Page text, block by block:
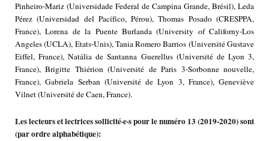
Pinheiro-Mariz (Universidade Federal de Campina Grande, Brésil), Leda
Pérez (Universidad del Pacífico, Pérou), Thomas Posado (CRESPPA,
France), Lorena de la Puente Burlanda (University of Californy-Los
Angeles (UCLA), Etats-Unis), Tania Romero Barrios (Université Gustave
Eiffel, France), Natália de Santanna Guerellus (Université de Lyon 3,
France), Brigitte Thiérion (Université de Paris 3-Sorbonne nouvelle,
France), Gabriela Serban (Université de Lyon 3, France), Geneviève
Vilnet (Université de Caen, France).
Les lecteurs et lectrices sollicité·e·s pour le numéro 13 (2019-2020) sont
(par ordre alphabétique):